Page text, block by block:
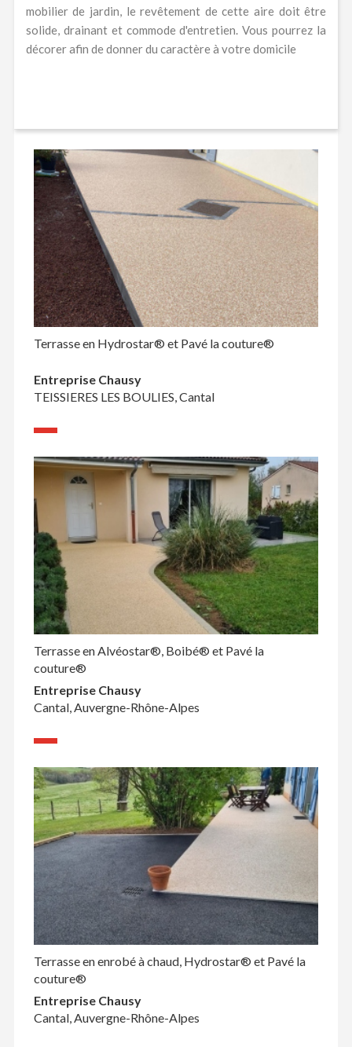
mobilier de jardin, le revêtement de cette aire doit être
solide, drainant et commode d'entretien. Vous pourrez la
décorer afin de donner du caractère à votre domicile
Terrasse en Hydrostar® et Pavé la couture®
Entreprise Chausy
TEISSIERES LES BOULIES, Cantal
Terrasse en Alvéostar®, Boibé® et Pavé la
couture®
Entreprise Chausy
Cantal, Auvergne-Rhône-Alpes
Terrasse en enrobé à chaud, Hydrostar® et Pavé la
couture®
Entreprise Chausy
Cantal, Auvergne-Rhône-Alpes